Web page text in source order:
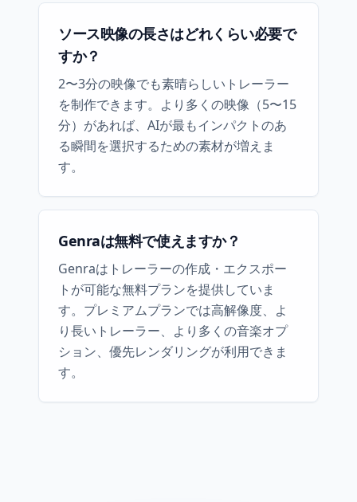
ソース映像の長さはどれくらい必要で
すか？
2〜3分の映像でも素晴らしいトレーラー
を制作できます。より多くの映像（5〜15
分）があれば、AIが最もインパクトのあ
る瞬間を選択するための素材が増えま
す。
Genraは無料で使えますか？
Genraはトレーラーの作成・エクスポー
トが可能な無料プランを提供していま
す。プレミアムプランでは高解像度、よ
り長いトレーラー、より多くの音楽オプ
ション、優先レンダリングが利用できま
す。